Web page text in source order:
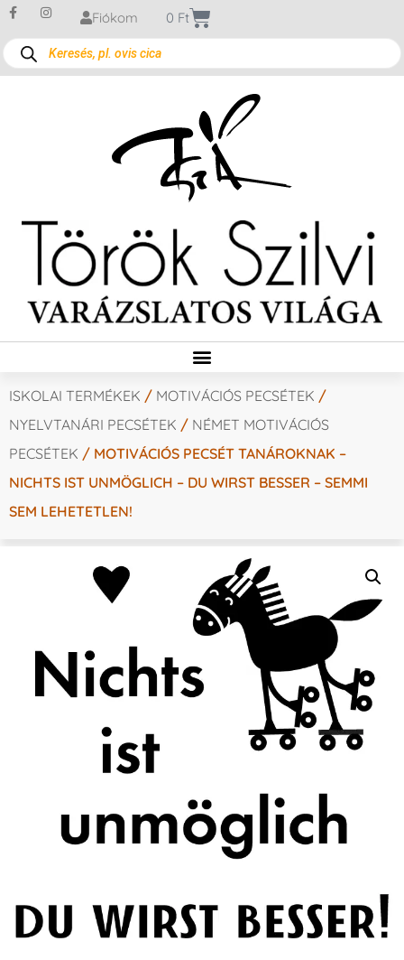
Fiókom 0 Ft
ISKOLAI TERMÉKEK / MOTIVÁCIÓS PECSÉTEK /
NYELVTANÁRI PECSÉTEK / NÉMET MOTIVÁCIÓS
PECSÉTEK / MOTIVÁCIÓS PECSÉT TANÁROKNAK –
NICHTS IST UNMÖGLICH – DU WIRST BESSER – SEMMI
SEM LEHETETLEN!